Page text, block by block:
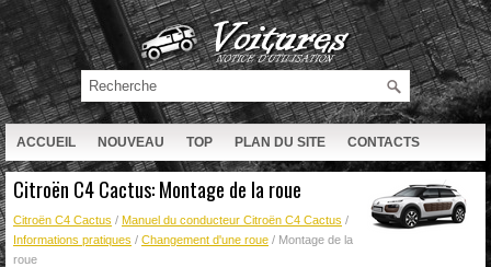
ACCUEIL NOUVEAU TOP PLAN DU SITE CONTACTS
RECHERCHE
Citroën C4 Cactus: Montage de la roue
Citroën C4 Cactus / Manuel du conducteur Citroën C4 Cactus /
Informations pratiques / Changement d'une roue / Montage de la
roue